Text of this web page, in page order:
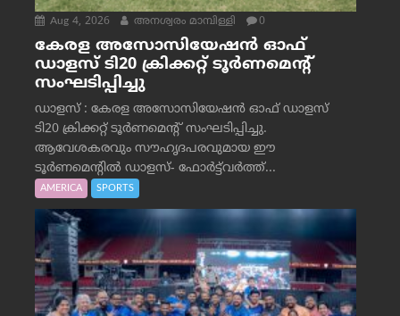
Aug 4, 2026 അനശ്വരം മാമ്പിള്ളി 0
കേരള അസോസിയേഷൻ ഓഫ്
ഡാളസ് ടി20 ക്രിക്കറ്റ് ടൂർണമെന്റ്
സംഘടിപ്പിച്ചു
ഡാളസ് : കേരള അസോസിയേഷൻ ഓഫ് ഡാളസ്
ടി20 ക്രിക്കറ്റ് ടൂർണമെന്റ് സംഘടിപ്പിച്ചു.
ആവേശകരവും സൗഹൃദപരവുമായ ഈ
ടൂർണമെന്റിൽ ഡാളസ്- ഫോർട്ട്‌വര്‍ത്ത്...
AMERICA SPORTS